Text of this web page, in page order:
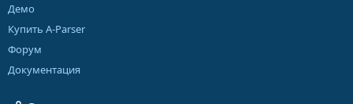
Демо
Купить A-Parser
Форум
Документация